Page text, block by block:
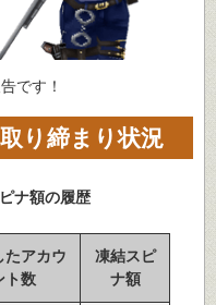
です！
り締まり状況
ナ額の履歴
たアカウ
ト数
凍結スピ
ナ額